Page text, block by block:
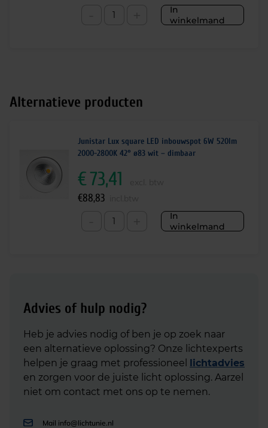
In
winkelmand
Alternatieve producten
Junistar Lux square LED inbouwspot 6W 520lm
2000-2800K 42° ø83 wit – dimbaar
In
winkelmand
€73,41
€88,83
Advies of hulp nodig?
Heb je advies nodig of ben je op zoek naar
een alternatieve oplossing? Onze lichtexperts
helpen je graag met professioneel lichtadvies
en zorgen voor de juiste licht oplossing. Aarzel
niet om contact met ons op te nemen.
Mail info@lichtunie.nl